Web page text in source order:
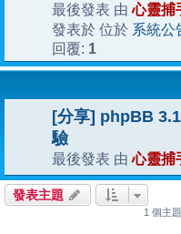
最後發表 由心靈捕
發表於 位於 系統公
回覆: 1
[分享] phpBB
驗
最後發表 由心靈捕
發表主題
1 個主